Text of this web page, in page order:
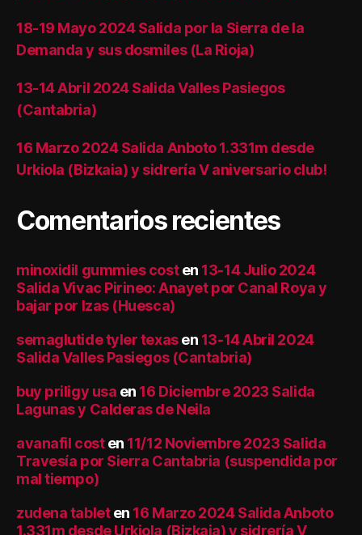
18-19 Mayo 2024 Salida por la Sierra de la
Demanda y sus dosmiles (La Rioja)
13-14 Abril 2024 Salida Valles Pasiegos
(Cantabria)
16 Marzo 2024 Salida Anboto 1.331m desde
Urkiola (Bizkaia) y sidrería V aniversario club!
Comentarios recientes
minoxidil gummies costen 13-14 Julio 2024
Salida Vivac Pirineo: Anayet por Canal Roya y
bajar por Izas (Huesca)
semaglutide tyler texasen 13-14 Abril 2024
Salida Valles Pasiegos (Cantabria)
buy priligy usa en 16 Diciembre 2023 Salida
Lagunas y Calderas de Neila
avanafil costen 11/12 Noviembre 2023 Salida
Travesía por Sierra Cantabria (suspendida por
mal tiempo)
zudena tableten 16 Marzo 2024 Salida Anboto
1.331m desde Urkiola (Bizkaia) y sidrería V